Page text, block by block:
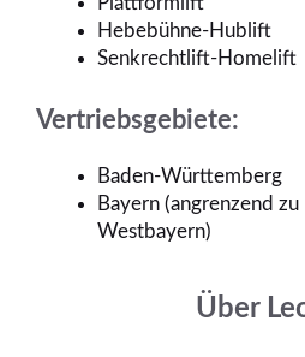
Hebebühne-Hublift
Senkrechtlift-Homelift
Vertriebsgebiete:
Baden-Württemberg
Bayern (angrenzend
Westbayern)
Über